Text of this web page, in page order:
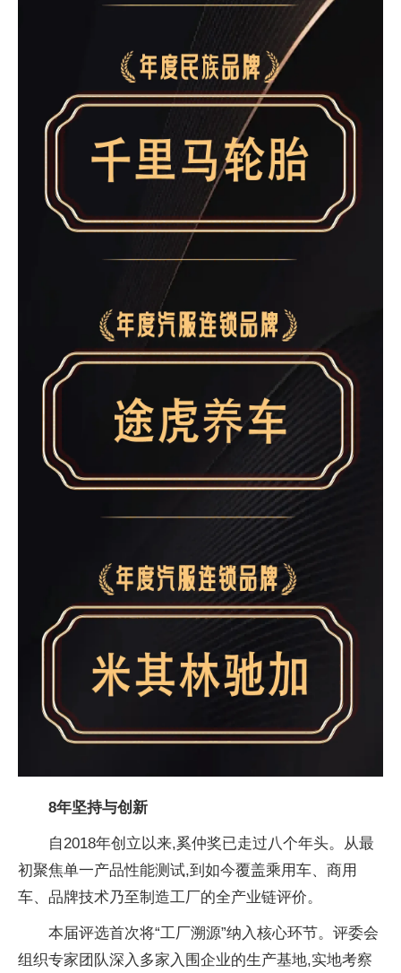
8年坚持与创新
自2018年创立以来,奚仲奖已走过八个年头。从最
初聚焦单一产品性能测试,到如今覆盖乘用车、商用
车、品牌技术乃至制造工厂的全产业链评价。
本届评选首次将“工厂溯源”纳入核心环节。评委会
组织专家团队深入多家入围企业的生产基地,实地考察